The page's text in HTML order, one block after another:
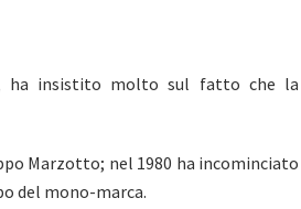
ha insistito molto sul fatto che la
Marzotto; nel 1980 ha incominciato
del mono-marca.